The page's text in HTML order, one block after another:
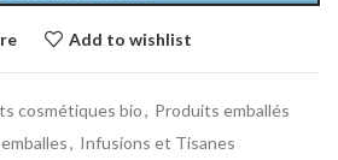
Add to wishlist
cosmétiques bio, Produits emballés
emballes, Infusions et Tisanes